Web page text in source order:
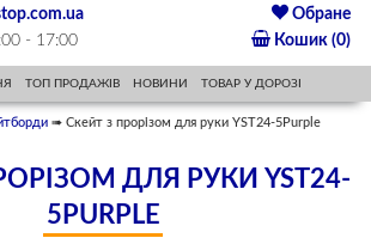
- 17:00
Обране
Кошик (0)
ТОП ПРОДАЖІВ НОВИНИ ТОВАР У ДОРОЗІ
➠ Скейт з прорізом для руки YST24-5Purple
ДЛЯ РУКИ YST24-
5PURPLE